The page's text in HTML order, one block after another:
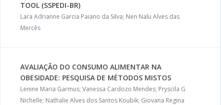
TOOL (SSPEDI-BR)
Lara Adrianne Garcia Paiano da Silva; Nen Nalu Alves das
Mercês
AVALIAÇÃO DO CONSUMO ALIMENTAR NA
OBESIDADE: PESQUISA DE MÉTODOS MISTOS
Lenine Maria Garmus; Vanessa Cardozo Mendes; Pryscila G
Nichelle; Nathalie Alves dos Santos Koubik; Giovana Regina